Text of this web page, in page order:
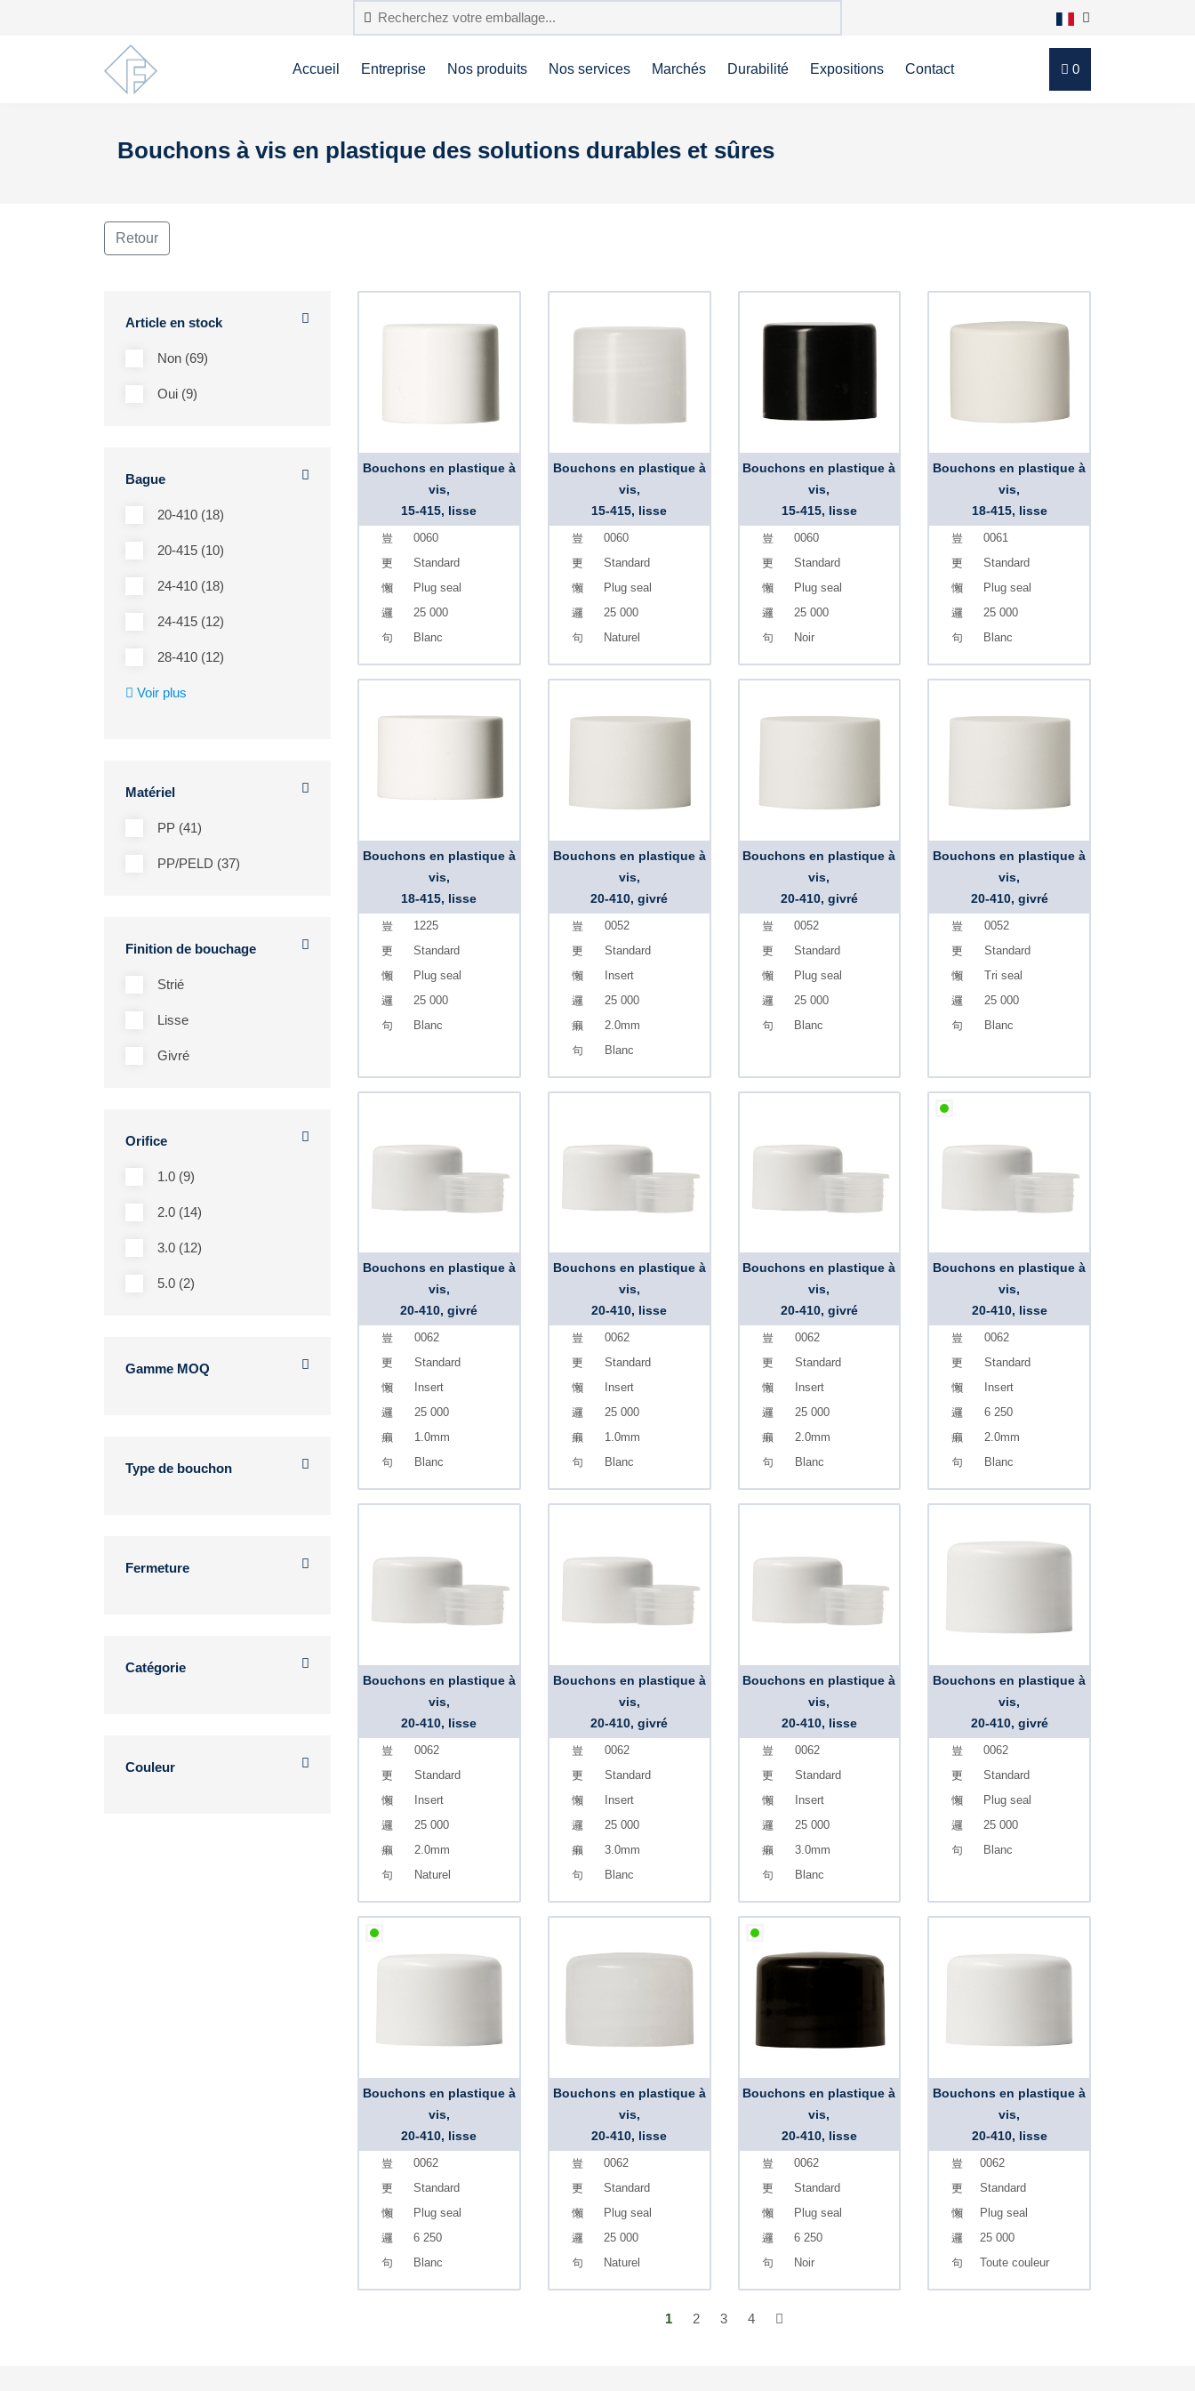
Accueil Entreprise Nos produits Nos services Marchés Durabilité Expositions Contact 0
Bouchons à vis en plastique des solutions durables et sûres
Retour
Article en stock
Non (69)
Oui (9)
Bague
20-410 (18)
20-415 (10)
24-410 (18)
24-415 (12)
28-410 (12)
Voir plus
Matériel
PP (41)
PP/PELD (37)
Finition de bouchage
Strié
Lisse
Givré
Orifice
1.0 (9)
2.0 (14)
3.0 (12)
5.0 (2)
Gamme MOQ
Type de bouchon
Fermeture
Catégorie
Couleur
Bouchons en plastique à
vis,
15-415, lisse
0060
Standard
Plug seal
25 000
Blanc
Bouchons en plastique à
vis,
15-415, lisse
0060
Standard
Plug seal
25 000
Naturel
Bouchons en plastique à
vis,
15-415, lisse
0060
Standard
Plug seal
25 000
Noir
Bouchons en plastique à
vis,
18-415, lisse
0061
Standard
Plug seal
25 000
Blanc
Bouchons en plastique à
vis,
18-415, lisse
1225
Standard
Plug seal
25 000
Blanc
Bouchons en plastique à
vis,
20-410, givré
0052
Standard
Insert
25 000
2.0mm
Blanc
Bouchons en plastique à
vis,
20-410, givré
0052
Standard
Plug seal
25 000
Blanc
Bouchons en plastique à
vis,
20-410, givré
0052
Standard
Tri seal
25 000
Blanc
Bouchons en plastique à
vis,
20-410, givré
0062
Standard
Insert
25 000
1.0mm
Blanc
Bouchons en plastique à
vis,
20-410, lisse
0062
Standard
Insert
25 000
1.0mm
Blanc
Bouchons en plastique à
vis,
20-410, givré
0062
Standard
Insert
25 000
2.0mm
Blanc
Bouchons en plastique à
vis,
20-410, lisse
0062
Standard
Insert
6 250
2.0mm
Blanc
Bouchons en plastique à
vis,
20-410, lisse
0062
Standard
Insert
25 000
2.0mm
Naturel
Bouchons en plastique à
vis,
20-410, givré
0062
Standard
Insert
25 000
3.0mm
Blanc
Bouchons en plastique à
vis,
20-410, lisse
0062
Standard
Insert
25 000
3.0mm
Blanc
Bouchons en plastique à
vis,
20-410, givré
0062
Standard
Plug seal
25 000
Blanc
Bouchons en plastique à
vis,
20-410, lisse
0062
Standard
Plug seal
6 250
Blanc
Bouchons en plastique à
vis,
20-410, lisse
0062
Standard
Plug seal
25 000
Naturel
Bouchons en plastique à
vis,
20-410, lisse
0062
Standard
Plug seal
6 250
Noir
Bouchons en plastique à
vis,
20-410, lisse
0062
Standard
Plug seal
25 000
Toute couleur
1 2 3 4